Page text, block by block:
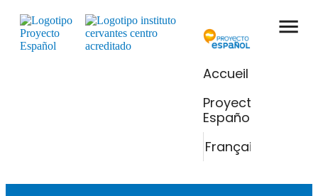
Accueil
Proyecto
Español
Français